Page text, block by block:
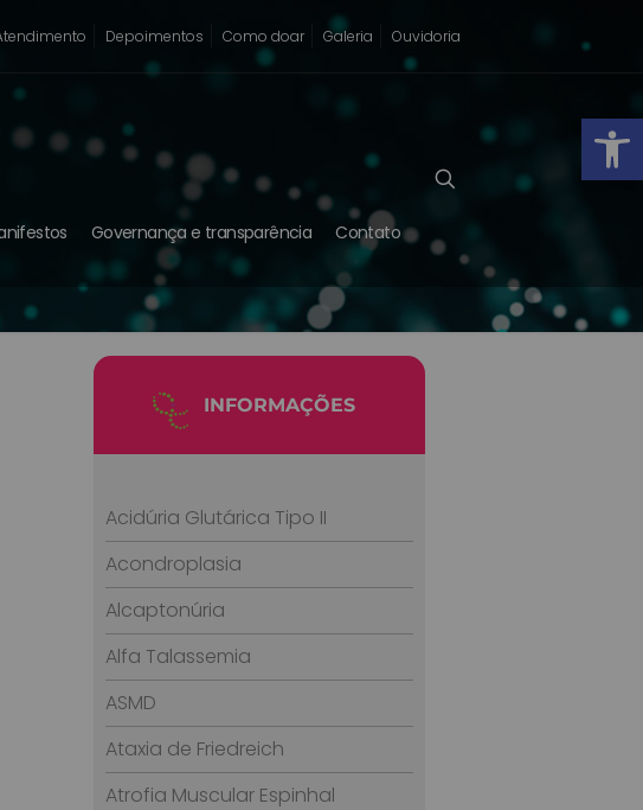
Abrir
Depoimentos Como doar Galeria Ouvidoria
Governança e transparência Contato
INFORMAÇÕES
Acidúria Glutárica Tipo II
Acondroplasia
Alcaptonúria
Alfa Talassemia
ASMD
Ataxia de Friedreich
Atrofia Muscular Espinhal